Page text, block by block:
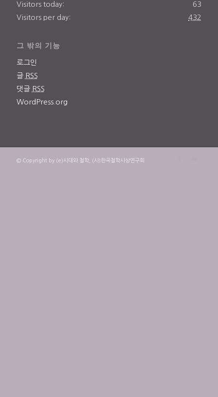
63
Visitors today:
432
Visitors per day:
그 밖의 기능
로그인
글 RSS
댓글 RSS
WordPress.org
© Copyright by (e)시대와 철학, (사)한국철학사상연구회